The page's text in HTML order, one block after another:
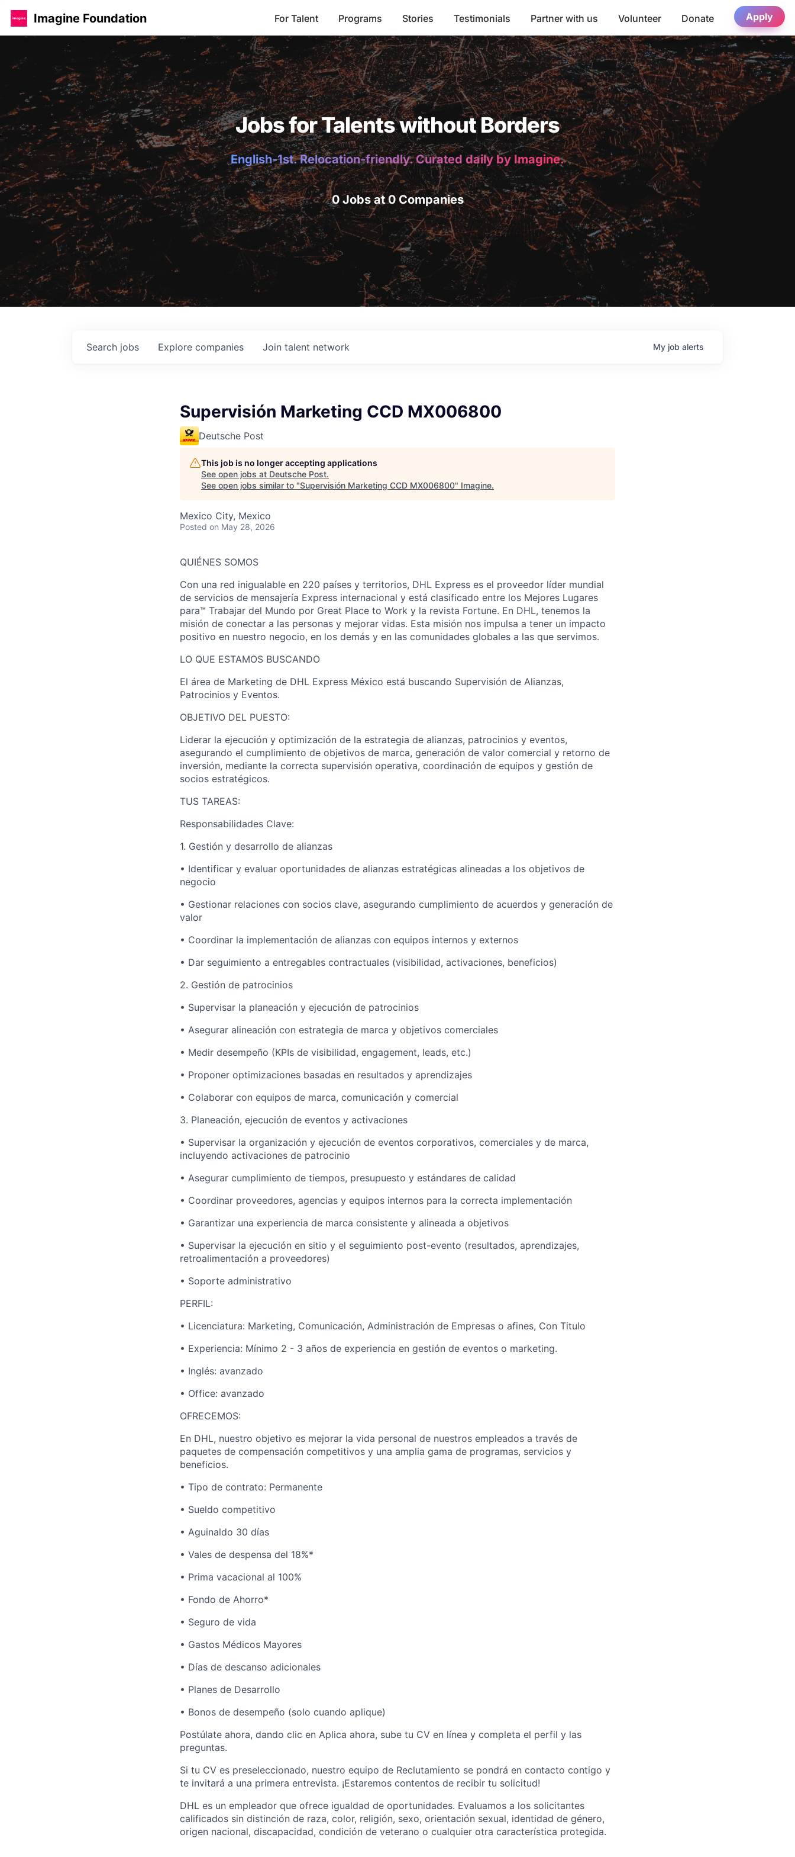
Imagine Foundation For Talent Programs Stories Testimonials Partner with us Volunteer Donate Apply
Jobs for Talents without Borders
English-1st. Relocation-friendly. Curated daily by Imagine.
0 Jobs at 0 Companies
Search jobs Explore companies Join talent network My job alerts
Supervisión Marketing CCD MX006800
Deutsche Post
This job is no longer accepting applications
See open jobs at Deutsche Post.
See open jobs similar to "Supervisión Marketing CCD MX006800" Imagine.
Mexico City, Mexico
Posted on May 28, 2026
QUIÉNES SOMOS
Con una red inigualable en 220 países y territorios, DHL Express es el proveedor líder mundial
de servicios de mensajería Express internacional y está clasificado entre los Mejores Lugares
para™ Trabajar del Mundo por Great Place to Work y la revista Fortune. En DHL, tenemos la
misión de conectar a las personas y mejorar vidas. Esta misión nos impulsa a tener un impacto
positivo en nuestro negocio, en los demás y en las comunidades globales a las que servimos.
LO QUE ESTAMOS BUSCANDO
El área de Marketing de DHL Express México está buscando Supervisión de Alianzas,
Patrocinios y Eventos.
OBJETIVO DEL PUESTO:
Liderar la ejecución y optimización de la estrategia de alianzas, patrocinios y eventos,
asegurando el cumplimiento de objetivos de marca, generación de valor comercial y retorno de
inversión, mediante la correcta supervisión operativa, coordinación de equipos y gestión de
socios estratégicos.
TUS TAREAS:
Responsabilidades Clave:
1. Gestión y desarrollo de alianzas
• Identificar y evaluar oportunidades de alianzas estratégicas alineadas a los objetivos de
negocio
• Gestionar relaciones con socios clave, asegurando cumplimiento de acuerdos y generación de
valor
• Coordinar la implementación de alianzas con equipos internos y externos
• Dar seguimiento a entregables contractuales (visibilidad, activaciones, beneficios)
2. Gestión de patrocinios
• Supervisar la planeación y ejecución de patrocinios
• Asegurar alineación con estrategia de marca y objetivos comerciales
• Medir desempeño (KPIs de visibilidad, engagement, leads, etc.)
• Proponer optimizaciones basadas en resultados y aprendizajes
• Colaborar con equipos de marca, comunicación y comercial
3. Planeación, ejecución de eventos y activaciones
• Supervisar la organización y ejecución de eventos corporativos, comerciales y de marca,
incluyendo activaciones de patrocinio
• Asegurar cumplimiento de tiempos, presupuesto y estándares de calidad
• Coordinar proveedores, agencias y equipos internos para la correcta implementación
• Garantizar una experiencia de marca consistente y alineada a objetivos
• Supervisar la ejecución en sitio y el seguimiento post-evento (resultados, aprendizajes,
retroalimentación a proveedores)
• Soporte administrativo
PERFIL:
• Licenciatura: Marketing, Comunicación, Administración de Empresas o afines, Con Titulo
• Experiencia: Mínimo 2 - 3 años de experiencia en gestión de eventos o marketing.
• Inglés: avanzado
• Office: avanzado
OFRECEMOS:
En DHL, nuestro objetivo es mejorar la vida personal de nuestros empleados a través de
paquetes de compensación competitivos y una amplia gama de programas, servicios y
beneficios.
• Tipo de contrato: Permanente
• Sueldo competitivo
• Aguinaldo 30 días
• Vales de despensa del 18%*
• Prima vacacional al 100%
• Fondo de Ahorro*
• Seguro de vida
• Gastos Médicos Mayores
• Días de descanso adicionales
• Planes de Desarrollo
• Bonos de desempeño (solo cuando aplique)
Postúlate ahora, dando clic en Aplica ahora, sube tu CV en línea y completa el perfil y las
preguntas.
Si tu CV es preseleccionado, nuestro equipo de Reclutamiento se pondrá en contacto contigo y
te invitará a una primera entrevista. ¡Estaremos contentos de recibir tu solicitud!
DHL es un empleador que ofrece igualdad de oportunidades. Evaluamos a los solicitantes
calificados sin distinción de raza, color, religión, sexo, orientación sexual, identidad de género,
origen nacional, discapacidad, condición de veterano o cualquier otra característica protegida.